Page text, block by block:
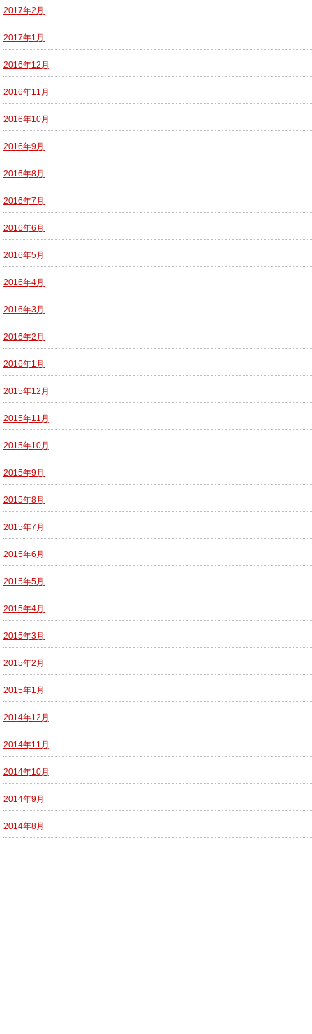
2017年2月
2017年1月
2016年12月
2016年11月
2016年10月
2016年9月
2016年8月
2016年7月
2016年6月
2016年5月
2016年4月
2016年3月
2016年2月
2016年1月
2015年12月
2015年11月
2015年10月
2015年9月
2015年8月
2015年7月
2015年6月
2015年5月
2015年4月
2015年3月
2015年2月
2015年1月
2014年12月
2014年11月
2014年10月
2014年9月
2014年8月